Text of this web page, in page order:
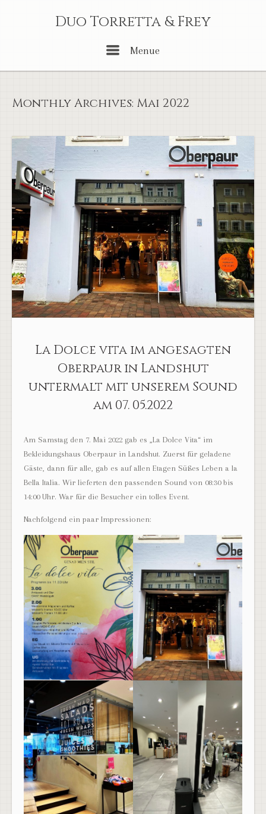
Duo Torretta & Frey
Menue
Monthly Archives: Mai 2022
La Dolce vita im angesagten
Oberpaur in Landshut
untermalt mit unserem Sound
am 07. 05.2022
Am Samstag den 7. Mai 2022 gab es „La Dolce Vita“ im
Bekleidungshaus Oberpaur in Landshut. Zuerst für geladene
Gäste, dann für alle, gab es auf allen Etagen Süßes Leben a la
Bella Italia. Wir lieferten den passenden Sound von 08:30 bis
14:00 Uhr. War für die Besucher ein tolles Event.
Nachfolgend ein paar Impressionen: